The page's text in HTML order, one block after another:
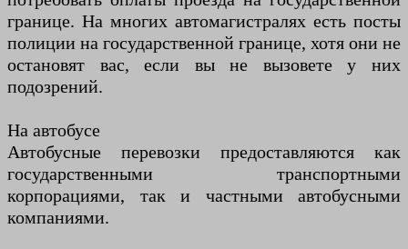
границе. На многих автомагистралях есть посты
полиции на государственной границе, хотя они не
остановят вас, если вы не вызовете у них
подозрений.
На автобусе
Автобусные перевозки предоставляются как
государственными транспортными
корпорациями, так и частными автобусными
компаниями.